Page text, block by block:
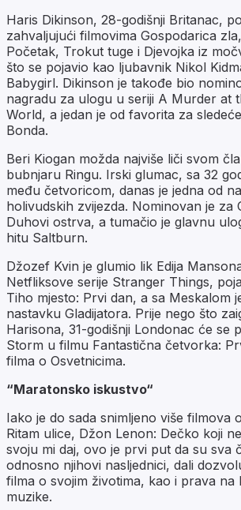
Haris Dikinson, 28-godišnji Britanac,
zahvaljujući filmovima Gospodarica
Početak, Trokut tuge i Djevojka iz
što se pojavio kao ljubavnik Nikol
Babygirl. Dikinson je takođe bio
nagradu za ulogu u seriji A Murder at
World, a jedan je od favorita za
Bonda.
Beri Kiogan možda najviše liči svom
bubnjaru Ringu. Irski glumac, sa 32
među četvoricom, danas je jedna od
holivudskih zvijezda. Nominovan je za
Duhovi ostrva, a tumačio je glavnu
hitu Saltburn.
Džozef Kvin je glumio lik Edija
Netfliksove serije Stranger Things,
Tiho mjesto: Prvi dan, a sa Meskalom
nastavku Gladijatora. Prije nego što
Harisona, 31-godišnji Londonac će se
Storm u filmu Fantastična četvorka:
filma o Osvetnicima.
“Maratonsko iskustvo“
Iako je do sada snimljeno više filmova
Ritam ulice, Džon Lenon: Dečko koji
svoju mi daj, ovo je prvi put da su sva
odnosno njihovi nasljednici, dali
filma o svojim životima, kao i prava na
muzike.